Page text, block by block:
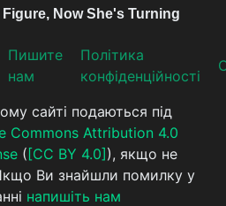
Пишите
нам
Політика
конфіденційності
сайті подаються під
Commons Attribution 4.0
( [CC BY 4.0] ), якщо не
Ви знайшли помилку у
напишіть нам